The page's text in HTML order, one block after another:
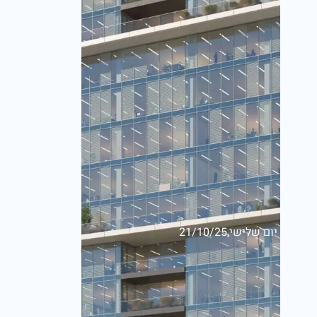
יום שלישי,21/10/25